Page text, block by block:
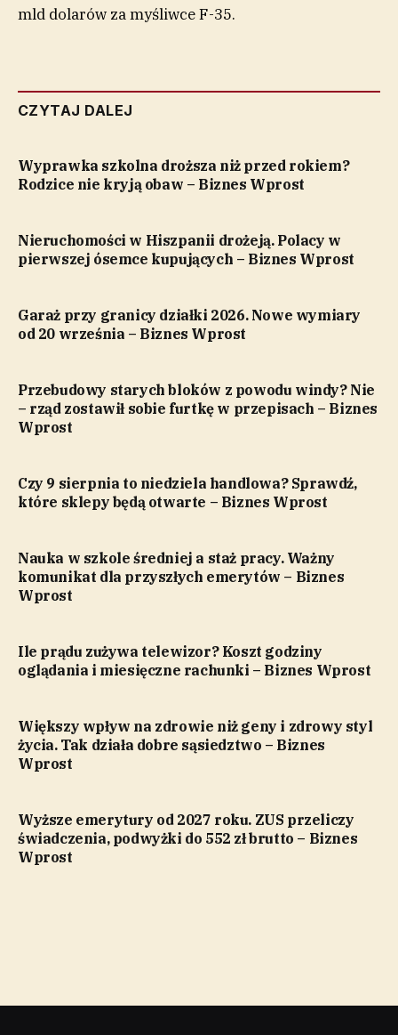
mld dolarów za myśliwce F-35.
CZYTAJ DALEJ
Wyprawka szkolna droższa niż przed rokiem?
Rodzice nie kryją obaw – Biznes Wprost
Nieruchomości w Hiszpanii drożeją. Polacy w
pierwszej ósemce kupujących – Biznes Wprost
Garaż przy granicy działki 2026. Nowe wymiary
od 20 września – Biznes Wprost
Przebudowy starych bloków z powodu windy? Nie
– rząd zostawił sobie furtkę w przepisach – Biznes
Wprost
Czy 9 sierpnia to niedziela handlowa? Sprawdź,
które sklepy będą otwarte – Biznes Wprost
Nauka w szkole średniej a staż pracy. Ważny
komunikat dla przyszłych emerytów – Biznes
Wprost
Ile prądu zużywa telewizor? Koszt godziny
oglądania i miesięczne rachunki – Biznes Wprost
Większy wpływ na zdrowie niż geny i zdrowy styl
życia. Tak działa dobre sąsiedztwo – Biznes
Wprost
Wyższe emerytury od 2027 roku. ZUS przeliczy
świadczenia, podwyżki do 552 zł brutto – Biznes
Wprost